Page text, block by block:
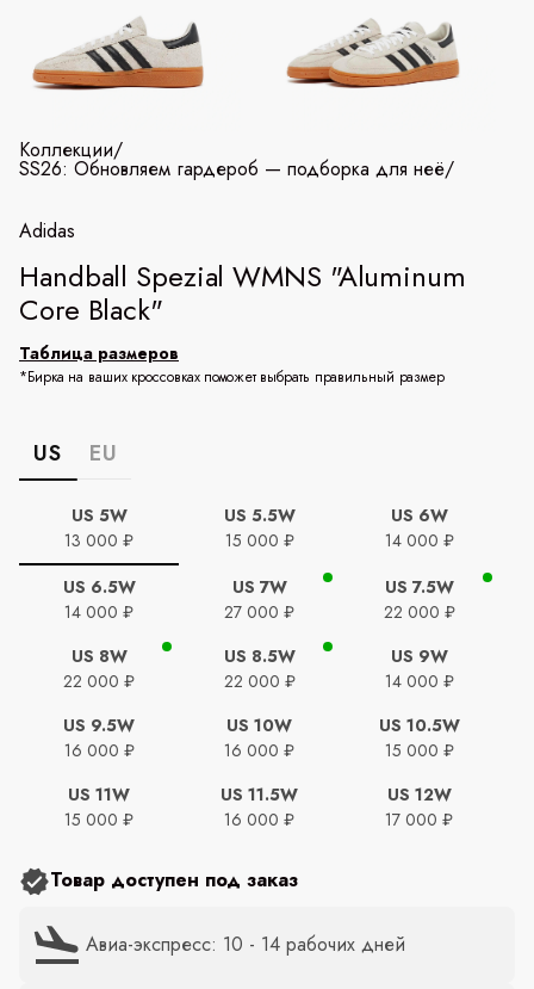
Коллекции/
SS26: Обновляем гардероб — подборка для неё/
Adidas
Handball Spezial WMNS "Aluminum
Core Black"
Таблица размеров
*Бирка на ваших кроссовках поможет выбрать правильный размер
US EU
US 5W
13 000 ₽
US 5.5W
15 000 ₽
US 6W
14 000 ₽
US 6.5W
14 000 ₽
US 7W
27 000 ₽
US 7.5W
22 000 ₽
US 8W
22 000 ₽
US 8.5W
22 000 ₽
US 9W
14 000 ₽
US 9.5W
16 000 ₽
US 10W
16 000 ₽
US 10.5W
15 000 ₽
US 11W
15 000 ₽
US 11.5W
16 000 ₽
US 12W
17 000 ₽
Товар доступен под заказ
Авиа-экспресс: 10 - 14 рабочих дней